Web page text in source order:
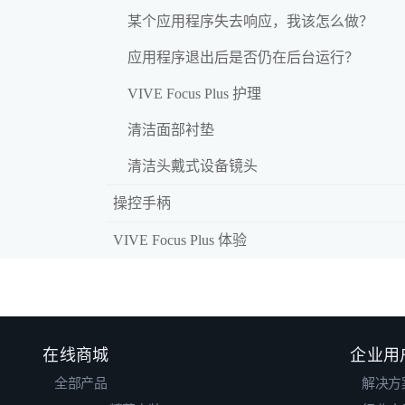
某个应用程序失去响应，我该怎么做？
应用程序退出后是否仍在后台运行？
VIVE Focus Plus 护理
清洁面部衬垫
清洁头戴式设备镜头
操控手柄
VIVE Focus Plus 体验
在线商城
全部产品
企业用
解决方